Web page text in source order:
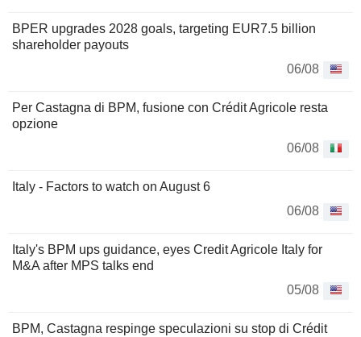
BPER upgrades 2028 goals, targeting EUR7.5 billion
shareholder payouts
06/08
Per Castagna di BPM, fusione con Crédit Agricole resta
opzione
06/08
Italy - Factors to watch on August 6
06/08
Italy's BPM ups guidance, eyes Credit Agricole Italy for
M&A after MPS talks end
05/08
BPM, Castagna respinge speculazioni su stop di Crédit